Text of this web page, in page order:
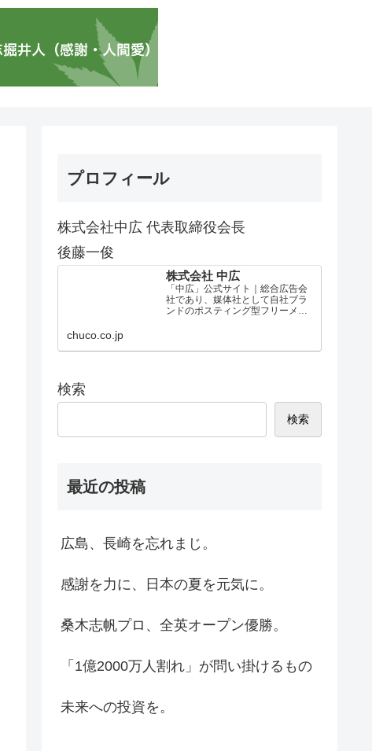
プロフィール
株式会社中広 代表取締役会長
後藤一俊
株式会社 中広
「中広」公式サイト｜総合広告会
社であり、媒体社として自社ブラ
ンドのポスティング型フリーメデ
chuco.co.jp
検索
検索
最近の投稿
広島、長崎を忘れまじ。
感謝を力に、日本の夏を元気に。
桑木志帆プロ、全英オープン優勝。
「1億2000万人割れ」が問い掛けるもの
未来への投資を。